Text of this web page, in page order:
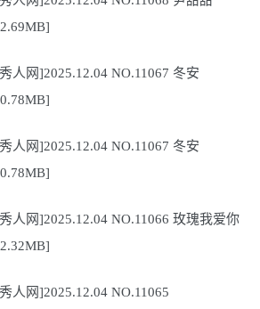
人网]2025.12.04 NO.11067 冬安
人网]2025.12.04 NO.11067 冬安
人网]2025.12.04 NO.11066 玫瑰我爱你
人网]2025.12.04 NO.11065